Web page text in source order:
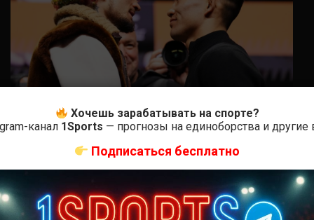
Новости ММА
Где смотреть бой О’Мэлли — Ядонг на UFC 324:
2 недели тому назад Решит Сабитов
Хочешь зарабатывать на спорте?
канал 1Sports — прогнозы на единоборства и
Подписаться бесплатно